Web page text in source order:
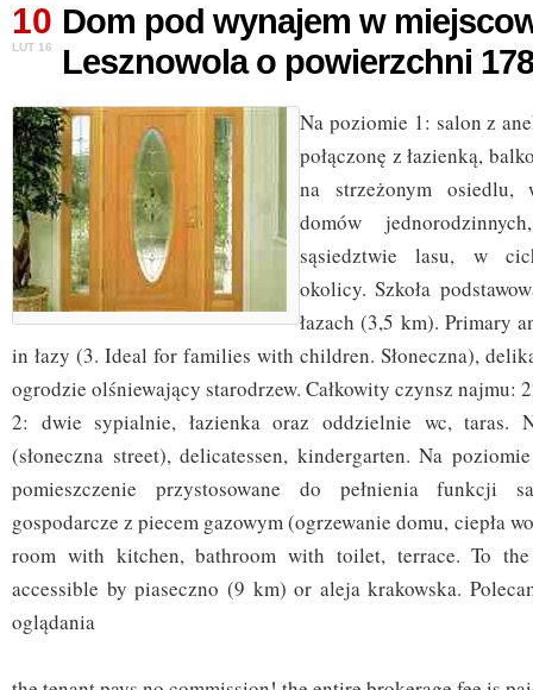
10
LUT 16
Dom pod wynajem w
Lesznowola o powierzchni
Na poziomie 1: salon z
połączonę z łazienką,
na strzeżonym osiedlu,
domów
sąsiedztwie lasu, w
okolicy. Szkoła
łazach (3,5 km). Primary
in łazy (3. Ideal for families with children. Słoneczna),
ogrodzie olśniewający starodrzew. Całkowity czynsz najmu:
2: dwie sypialnie, łazienka oraz oddzielnie wc, taras.
(słoneczna street), delicatessen, kindergarten. Na
pomieszczenie przystosowane do pełnienia funkcji
gospodarcze z piecem gazowym (ogrzewanie domu, ciepła
room with kitchen, bathroom with toilet, terrace. To
accessible by piaseczno (9 km) or aleja krakowska.
oglądania